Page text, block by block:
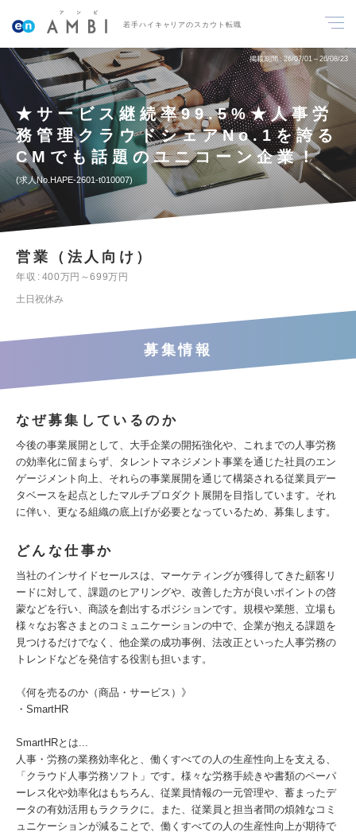
若手ハイキャリアのスカウト転職
掲載期間 26/07/01～26/08/23
★サービス継続率99.5%★人事労
務管理クラウドシェアNo.1を誇る
CMでも話題のユニコーン企業！
求人No.HAPE-2601-t010007
営業（法人向け）
年収
400万円～699万円
土日祝休み
募集情報
なぜ募集しているのか
今後の事業展開として、大手企業の開拓強化や、これまでの人事労務
の効率化に留まらず、タレントマネジメント事業を通じた社員のエン
ゲージメント向上、それらの事業展開を通じて構築される従業員デー
タベースを起点としたマルチプロダクト展開を目指しています。それ
に伴い、更なる組織の底上げが必要となっているため、募集します。
どんな仕事か
当社のインサイドセールスは、マーケティングが獲得してきた顧客リ
ードに対して、課題のヒアリングや、改善した方が良いポイントの啓
蒙などを行い、商談を創出するポジションです。規模や業態、立場も
様々なお客さまとのコミュニケーションの中で、企業が抱える課題を
見つけるだけでなく、他企業の成功事例、法改正といった人事労務の
トレンドなどを発信する役割も担います。
《何を売るのか（商品・サービス）》
・SmartHR
SmartHRとは...
人事・労務の業務効率化と、働くすべての人の生産性向上を支える、
「クラウド人事労務ソフト」です。様々な労務手続きや書類のペーパ
ーレス化や効率化はもちろん、従業員情報の一元管理や、蓄まったデ
ータの有効活用もラクラクに。また、従業員と担当者間の煩雑なコミ
ュニケーションが減ることで、働くすべての人の生産性向上が期待で